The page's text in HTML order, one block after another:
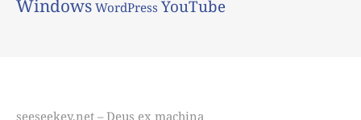
Windows WordPress YouTube
seeseekey.net – Deus ex machina